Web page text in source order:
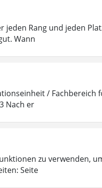
jeden Rang und jeden
Wann
/ Fachbereich
Nach er
zu verwenden,
Seite